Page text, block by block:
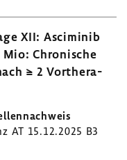
XII: Asci­minib
Chro­ni­sche
≥ 2 Vorthe­ra­
AT 15.12.2025 B3